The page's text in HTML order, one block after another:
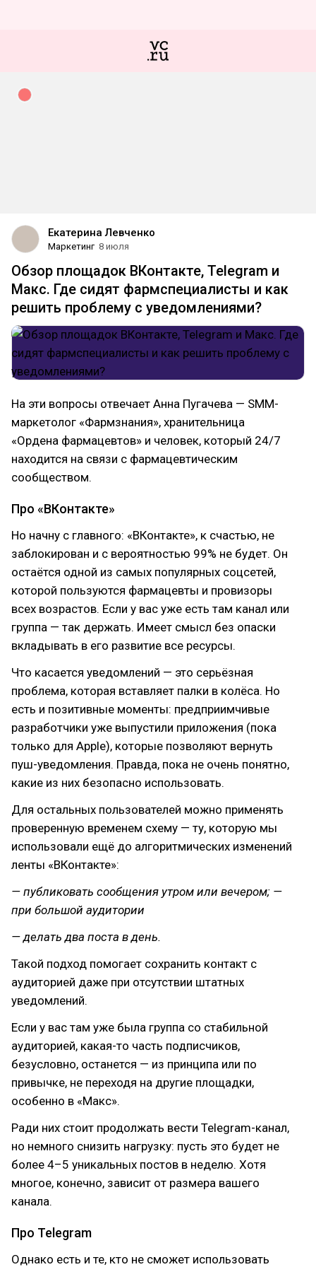
Екатерина Левченко
Маркетинг 8 июля
Обзор площадок ВКонтакте, Telegram и
Макс. Где сидят фармспециалисты и как
решить проблему с уведомлениями?
На эти вопросы отвечает Анна Пугачева — SMM-
маркетолог «Фармзнания», хранительница
«Ордена фармацевтов» и человек, который 24/7
находится на связи с фармацевтическим
сообществом.
Про «ВКонтакте»
Но начну с главного: «ВКонтакте», к счастью, не
заблокирован и с вероятностью 99% не будет. Он
остаётся одной из самых популярных соцсетей,
которой пользуются фармацевты и провизоры
всех возрастов. Если у вас уже есть там канал или
группа — так держать. Имеет смысл без опаски
вкладывать в его развитие все ресурсы.
Что касается уведомлений — это серьёзная
проблема, которая вставляет палки в колёса. Но
есть и позитивные моменты: предприимчивые
разработчики уже выпустили приложения (пока
только для Apple), которые позволяют вернуть
пуш-уведомления. Правда, пока не очень понятно,
какие из них безопасно использовать.
Для остальных пользователей можно применять
проверенную временем схему — ту, которую мы
использовали ещё до алгоритмических изменений
ленты «ВКонтакте»:
— публиковать сообщения утром или вечером; —
при большой аудитории
— делать два поста в день.
Такой подход помогает сохранить контакт с
аудиторией даже при отсутствии штатных
уведомлений.
Если у вас там уже была группа со стабильной
аудиторией, какая-то часть подписчиков,
безусловно, останется — из принципа или по
привычке, не переходя на другие площадки,
особенно в «Макс».
Ради них стоит продолжать вести Telegram-канал,
но немного снизить нагрузку: пусть это будет не
более 4–5 уникальных постов в неделю. Хотя
многое, конечно, зависит от размера вашего
канала.
Про Telegram
Однако есть и те, кто не сможет использовать